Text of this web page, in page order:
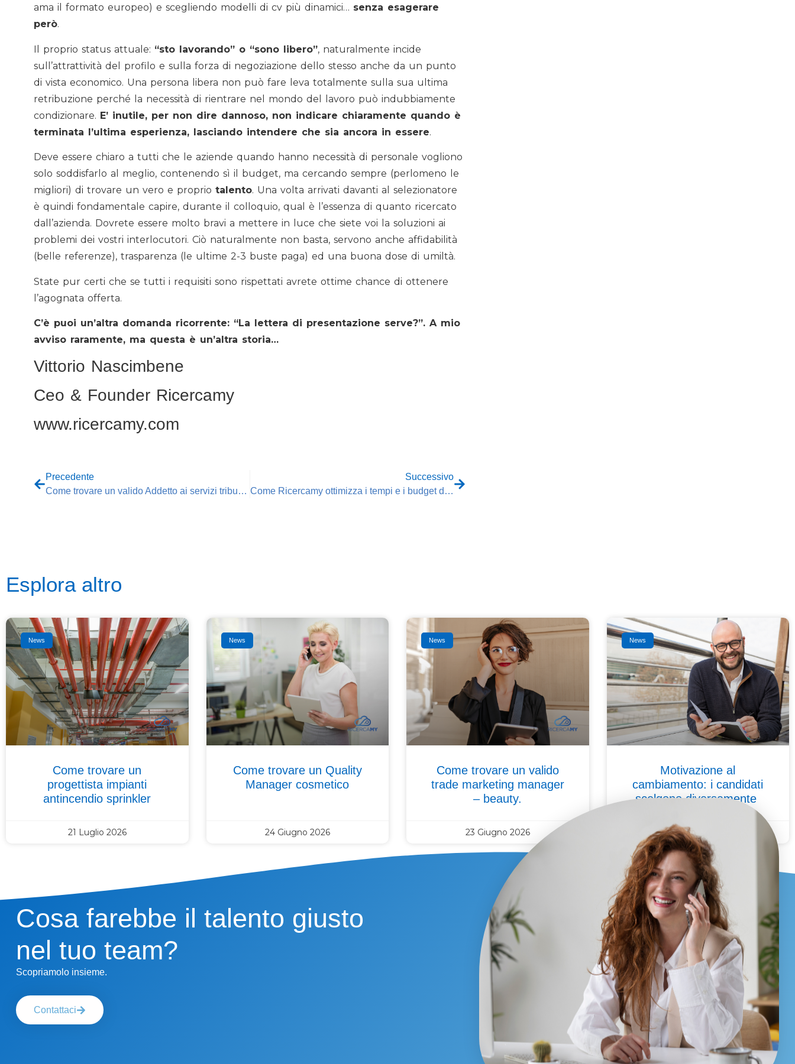
ama il formato europeo) e scegliendo modelli di cv più dinamici… senza esagerare
però.
Il proprio status attuale: “sto lavorando” o “sono libero”, naturalmente incide
sull’attrattività del profilo e sulla forza di negoziazione dello stesso anche da un punto
di vista economico. Una persona libera non può fare leva totalmente sulla sua ultima
retribuzione perché la necessità di rientrare nel mondo del lavoro può indubbiamente
condizionare. E’ inutile, per non dire dannoso, non indicare chiaramente quando è
terminata l’ultima esperienza, lasciando intendere che sia ancora in essere.
Deve essere chiaro a tutti che le aziende quando hanno necessità di personale vogliono
solo soddisfarlo al meglio, contenendo sì il budget, ma cercando sempre (perlomeno le
migliori) di trovare un vero e proprio talento. Una volta arrivati davanti al selezionatore
è quindi fondamentale capire, durante il colloquio, qual è l’essenza di quanto ricercato
dall’azienda. Dovrete essere molto bravi a mettere in luce che siete voi la soluzioni ai
problemi dei vostri interlocutori. Ciò naturalmente non basta, servono anche affidabilità
(belle referenze), trasparenza (le ultime 2-3 buste paga) ed una buona dose di umiltà.
State pur certi che se tutti i requisiti sono rispettati avrete ottime chance di ottenere
l’agognata offerta.
C’è puoi un’altra domanda ricorrente: “La lettera di presentazione serve?”. A mio
avviso raramente, ma questa è un’altra storia…
Vittorio Nascimbene
Ceo & Founder Ricercamy
www.ricercamy.com
Precedente
Come trovare un valido Addetto ai servizi tributari
Successivo
Come Ricercamy ottimizza i tempi e i budget dei processi di ricerca e selezione ict
Esplora altro
News
Come trovare un
progettista impianti
antincendio sprinkler
21 Luglio 2026
News
Come trovare un Quality
Manager cosmetico
24 Giugno 2026
News
Come trovare un valido
trade marketing manager
– beauty.
23 Giugno 2026
News
Motivazione al
cambiamento: i candidati
scelgono diversamente
9 Giugno 2026
Cosa farebbe il talento giusto
nel tuo team?
Scopriamolo insieme.
Contattaci